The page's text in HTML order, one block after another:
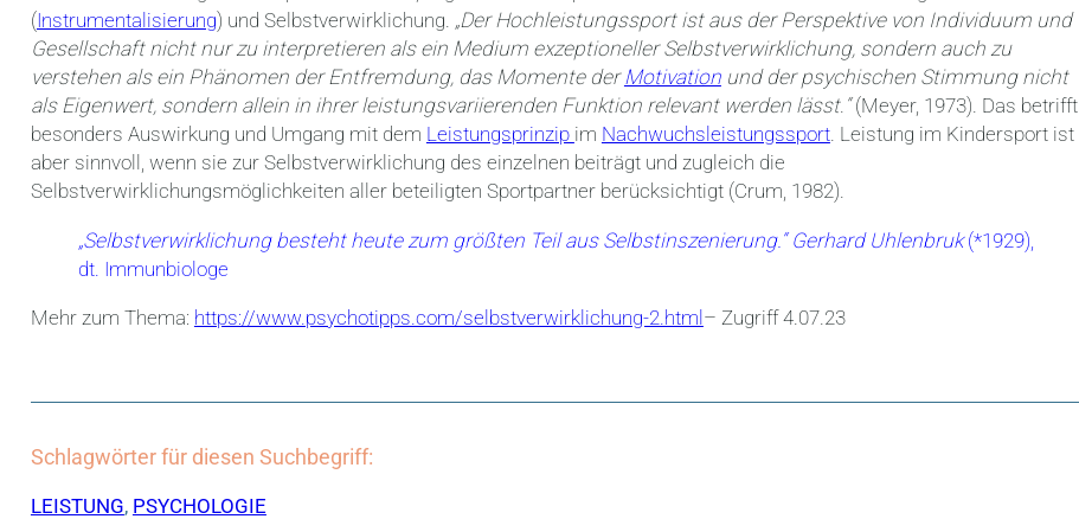
(Instrumentalisierung) und Selbstverwirklichung. „Der Hochleistungssport ist aus der Perspektive von Individuum und
Gesellschaft nicht nur zu interpretieren als ein Medium exzeptioneller Selbstverwirklichung, sondern auch zu
verstehen als ein Phänomen der Entfremdung, das Momente derMotivationund der psychischen Stimmung nicht
als Eigenwert, sondern allein in ihrer leistungsvariierenden Funktion relevant werden lässt. “(Meyer, 1973). Das betrifft
besonders Auswirkung und Umgang mit dem Leistungsprinzip im Nachwuchsleistungssport. Leistung im Kindersport ist
aber sinnvoll, wenn sie zur Selbstverwirklichung des einzelnen beiträgt und zugleich die
Selbstverwirklichungsmöglichkeiten aller beteiligten Sportpartner berücksichtigt (Crum, 1982).
„Selbstverwirklichung besteht heute zum größten Teil aus Selbstinszenierung.“ Gerhard Uhlenbruk(*1929),
dt. Immunbiologe
Mehr zum Thema: https://www.psychotipps.com/selbstverwirklichung-2.html – Zugriff 4.07.23
Schlagwörter für diesen Suchbegriff:
LEISTUNG, PSYCHOLOGIE